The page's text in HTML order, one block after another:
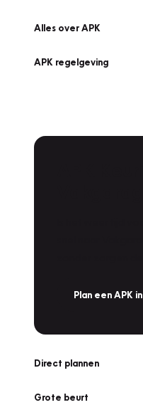
Alles over APK
APK regelgeving
Plan een APK in
Direct plannen
Grote beurt